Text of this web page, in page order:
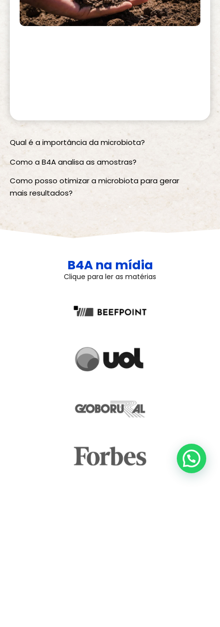
Qual é a importância da microbiota?
Como a B4A analisa as amostras?
Como posso otimizar a microbiota para gerar
mais resultados?
B4A na mídia
Clique para ler as matérias